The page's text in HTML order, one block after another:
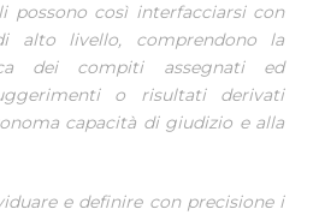
possono così interfacciarsi con
alto livello, comprendono la
dei compiti assegnati ed
o risultati derivati
capacità di giudizio e alla
e definire con precisione i